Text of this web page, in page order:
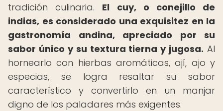
tradición culinaria. El cuy, o conejillo de
indias, es considerado una exquisitez en la
gastronomía andina, apreciado por su
sabor único y su textura tierna y jugosa. Al
hornearlo con hierbas aromáticas, ají, ajo y
especias, se logra resaltar su sabor
característico y convertirlo en un manjar
digno de los paladares más exigentes.